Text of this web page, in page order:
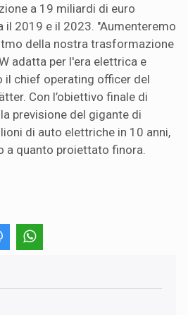
a 19 miliardi di euro
il 2019 e il 2023. "Aumenteremo
della nostra trasformazione
adatta per l'era elettrica e
il chief operating officer del
Con l’obiettivo finale di
previsione del gigante di
di auto elettriche in 10 anni,
a quanto proiettato finora.